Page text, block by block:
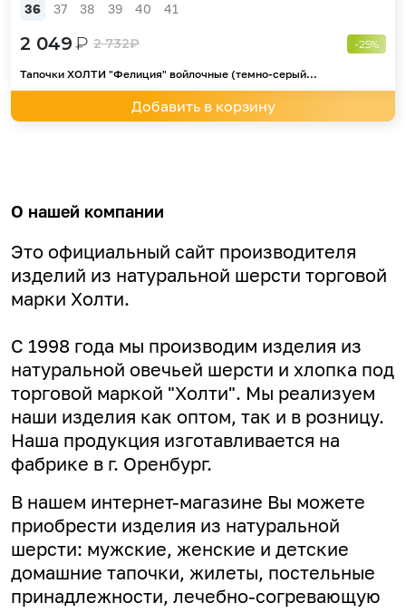
36 37 38 39 40 41
2 049₽ 2 732₽ -25%
Тапочки ХОЛТИ "Фелиция" войлочные (темно-серый...
Добавить в корзину
О нашей компании
Это официальный сайт производителя
изделий из натуральной шерсти торговой
марки Холти.
С 1998 года мы производим изделия из
натуральной овечьей шерсти и хлопка под
торговой маркой "Холти". Мы реализуем
наши изделия как оптом, так и в розницу.
Наша продукция изготавливается на
фабрике в г. Оренбург.
В нашем интернет-магазине Вы можете
приобрести изделия из натуральной
шерсти: мужские, женские и детские
домашние тапочки, жилеты, постельные
принадлежности, лечебно-согревающую